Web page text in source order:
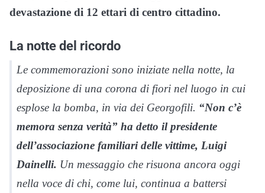
devastazione di 12 ettari di centro cittadino.
La notte del ricordo
Le commemorazioni sono iniziate nella notte, la
deposizione di una corona di fiori nel luogo in cui
esplose la bomba, in via dei Georgofili. “Non c’è
memora senza verità” ha detto il presidente
dell’associazione familiari delle vittime, Luigi
Dainelli. Un messaggio che risuona ancora oggi
nella voce di chi, come lui, continua a battersi